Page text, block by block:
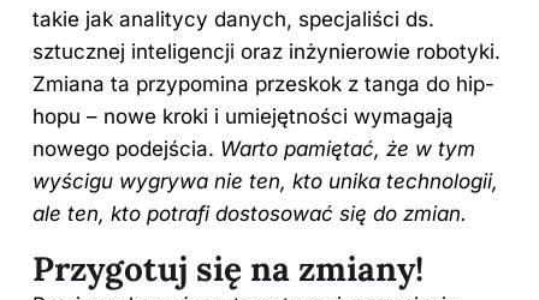
takie jak analitycy danych, specjaliści ds.
sztucznej inteligencji oraz inżynierowie robotyki.
Zmiana ta przypomina przeskok z tanga do hip-
hopu – nowe kroki i umiejętności wymagają
nowego podejścia. Warto pamiętać, że w tym
wyścigu wygrywa nie ten, kto unika technologii,
ale ten, kto potrafi dostosować się do zmian.
Przygotuj się na zmiany!